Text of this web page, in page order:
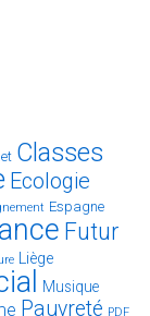
Classes
Ecologie
Espagne
Futur
Liège
Musique
Pauvreté PDF